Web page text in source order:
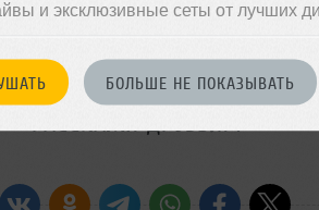
и эксклюзивные сеты от лучших
БОЛЬШЕ НЕ ПОКАЗЫВАТЬ
через Bandcamp; часть
на гуманитарную помощь
РАССКАЖИ ДРУЗЬЯМ